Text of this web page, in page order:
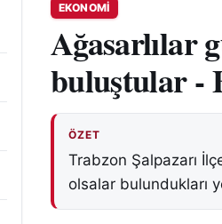
EKONOMI
Ağasarlılar
buluştular -
ÖZET
Trabzon Şalpazarı
olsalar bulundukları